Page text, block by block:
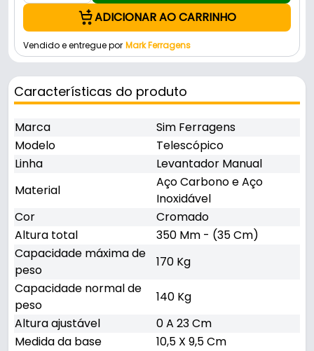
ADICIONAR AO CARRINHO
Vendido e entregue por Mark Ferragens
Características do produto
Marca
Sim Ferragens
Modelo
Telescópico
Linha
Levantador Manual
Material
Aço Carbono e Aço
Inoxidável
Cor
Cromado
Altura total
350 Mm - (35 Cm)
Capacidade máxima de
peso
170 Kg
Capacidade normal de
peso
140 Kg
Altura ajustável
0 A 23 Cm
Medida da base
10,5 X 9,5 Cm